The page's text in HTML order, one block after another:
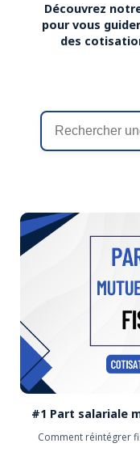
Découvrez
pour vous
des
#1 Part salariale
Comment réintégrer